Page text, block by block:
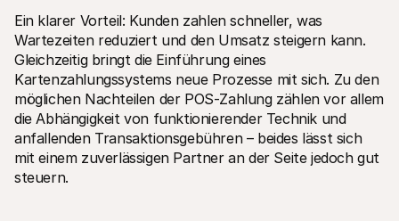
Ein klarer Vorteil: Kunden zahlen schneller, was
Wartezeiten reduziert und den Umsatz steigern kann.
Gleichzeitig bringt die Einführung eines
Kartenzahlungssystems neue Prozesse mit sich. Zu den
möglichen Nachteilen der POS-Zahlung zählen vor allem
die Abhängigkeit von funktionierender Technik und
anfallenden Transaktionsgebühren – beides lässt sich
mit einem zuverlässigen Partner an der Seite jedoch gut
steuern.